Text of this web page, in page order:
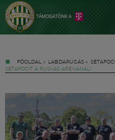
FŐOLDAL » LABDARÚGÁS » SÉTAFOCI
SÉTAFOCIT A PUSKÁS ARÉNÁNÁL!
Jegyek